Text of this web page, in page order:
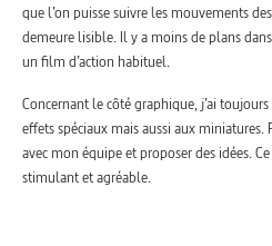
que l’on puisse suivre les mouvements
demeure lisible. Il y a moins de plans dans
un film d’action habituel.
Concernant le côté graphique, j’ai
effets spéciaux mais aussi aux miniatures.
avec mon équipe et proposer des idées.
stimulant et agréable.